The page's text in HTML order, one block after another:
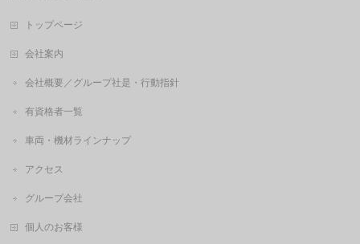
トップページ
会社案内
会社概要／グループ社是・行動指針
有資格者一覧
車両・機材ラインナップ
アクセス
グループ会社
個人のお客様